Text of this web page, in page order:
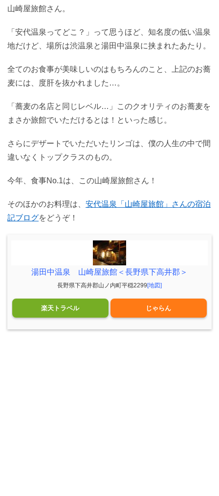
山崎屋旅館さん。
「安代温泉ってどこ？」って思うほど、知名度の低い温泉
地だけど、場所は渋温泉と湯田中温泉に挟まれたあたり。
全てのお食事が美味しいのはもちろんのこと、上記のお蕎
麦には、度肝を抜かれました…。
「蕎麦の名店と同じレベル…」このクオリティのお蕎麦を
まさか旅館でいただけるとは！といった感じ。
さらにデザートでいただいたリンゴは、僕の人生の中で間
違いなくトップクラスのもの。
今年、食事No.1は、この山崎屋旅館さん！
そのほかのお料理は、 安代温泉「山崎屋旅館」さんの宿泊
記ブログをどうぞ！
湯田中温泉 山崎屋旅館＜長野県下高井郡＞
長野県下高井郡山ノ内町平穏2299[地図]
楽天トラベル じゃらん